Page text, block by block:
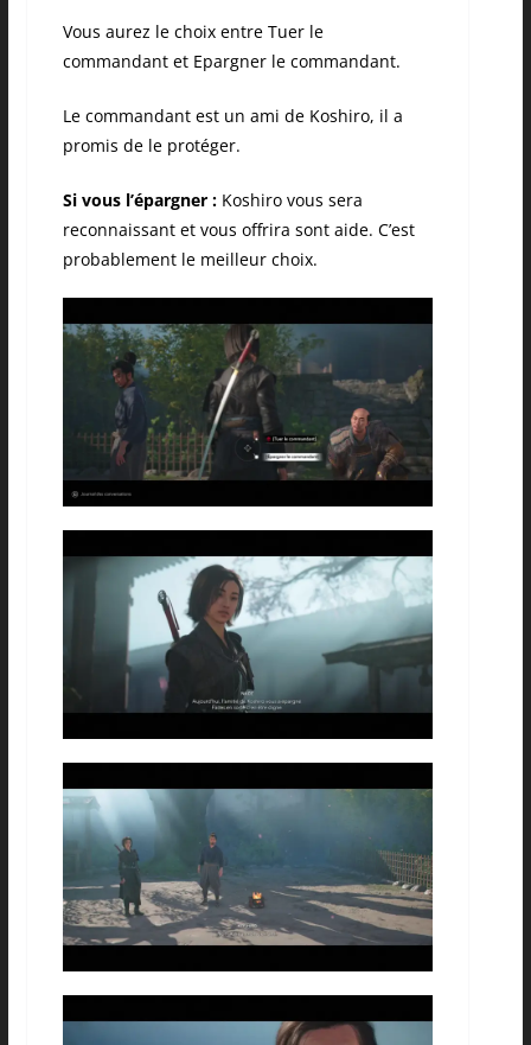
Vous aurez le choix entre Tuer le
commandant et Epargner le commandant.
Le commandant est un ami de Koshiro, il a
promis de le protéger.
Si vous l’épargner :Koshiro vous sera
reconnaissant et vous offrira sont aide. C’est
probablement le meilleur choix.